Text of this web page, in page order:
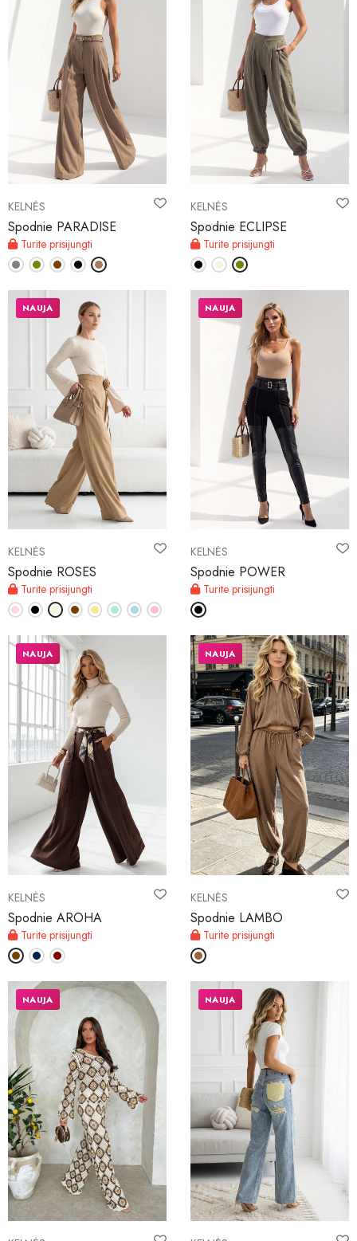
KELNĖS
Spodnie PARADISE
Turite prisijungti
KELNĖS
Spodnie ECLIPSE
Turite prisijungti
KELNĖS
Spodnie ROSES
Turite prisijungti
NAUJA
KELNĖS
Spodnie POWER
Turite prisijungti
NAUJA
KELNĖS
Spodnie AROHA
Turite prisijungti
NAUJA
KELNĖS
Spodnie LAMBO
Turite prisijungti
NAUJA
NAUJA NAUJA